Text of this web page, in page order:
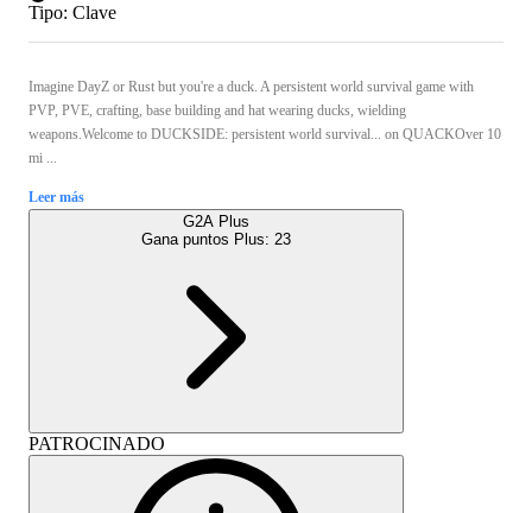
Tipo: Clave
Imagine DayZ or Rust but you're a duck. A persistent world survival game with
PVP, PVE, crafting, base building and hat wearing ducks, wielding
weapons.Welcome to DUCKSIDE: persistent world survival... on QUACKOver 10
mi ...
Leer más
G2A Plus
Gana puntos Plus: 23
PATROCINADO